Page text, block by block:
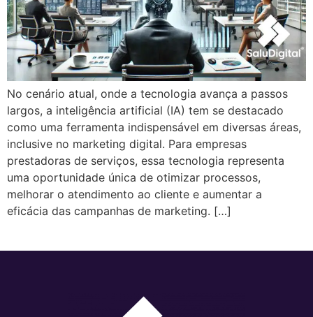
No cenário atual, onde a tecnologia avança a passos
largos, a inteligência artificial (IA) tem se destacado
como uma ferramenta indispensável em diversas áreas,
inclusive no marketing digital. Para empresas
prestadoras de serviços, essa tecnologia representa
uma oportunidade única de otimizar processos,
melhorar o atendimento ao cliente e aumentar a
eficácia das campanhas de marketing. […]